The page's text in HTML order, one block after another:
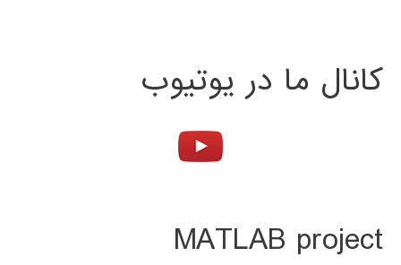
کانال ما در یوتیوب
MATLAB project